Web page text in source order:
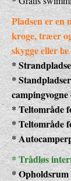
Pladsen er en
kroge, træer
skygge eller
*
*
* Teltområde
* Teltområde
*
* Trådløs
* Opholdsrum